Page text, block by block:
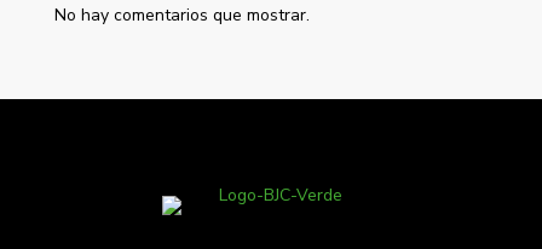
No hay comentarios que mostrar.